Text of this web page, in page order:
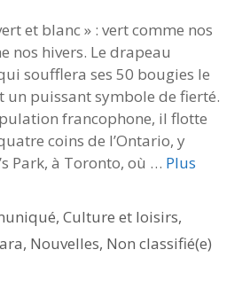
et blanc » : vert comme nos
nos hivers. Le drapeau
soufflera ses 50 bougies le
un puissant symbole de fierté.
francophone, il flotte
coins de l’Ontario, y
Park, à Toronto, où … Plus
,Culture et loisirs,
, Nouvelles, Non classifié(e)